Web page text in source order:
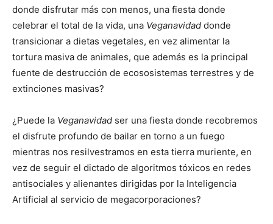
donde disfrutar más con menos, una fiesta donde
celebrar el total de la vida, una Veganavidad donde
transicionar a dietas vegetales, en vez alimentar la
tortura masiva de animales, que además es la principal
fuente de destrucción de ecososistemas terrestres y de
extinciones masivas?
¿Puede la Veganavidad ser una fiesta donde recobremos
el disfrute profundo de bailar en torno a un fuego
mientras nos resilvestramos en esta tierra muriente, en
vez de seguir el dictado de algoritmos tóxicos en redes
antisociales y alienantes dirigidas por la Inteligencia
Artificial al servicio de megacorporaciones?